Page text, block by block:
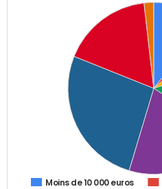
Moins de 10 000 euros